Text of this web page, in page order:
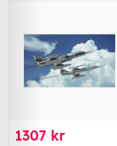
1307 kr